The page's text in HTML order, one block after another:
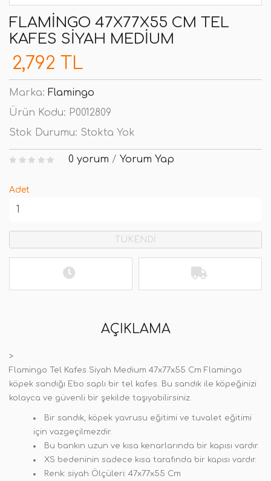
FLAMINGO 47X77X55 CM TEL
KAFES SIYAH MEDIUM
2,792 TL
Marka: Flamingo
Ürün Kodu: P0012809
Stok Durumu: Stokta Yok
0 yorum / Yorum Yap
Adet
TÜKENDİ
AÇIKLAMA
>
Flamingo Tel Kafes Siyah Medium 47x77x55 Cm Flamingo
köpek sandığı Ebo saplı bir tel kafes. Bu sandık ile köpeğinizi
kolayca ve güvenli bir şekilde taşıyabilirsiniz.
Bir sandık, köpek yavrusu eğitimi ve tuvalet eğitimi
için vazgeçilmezdir.
Bu bankın uzun ve kısa kenarlarında bir kapısı vardır.
XS bedeninin sadece kısa tarafında bir kapısı vardır.
Renk: siyah Ölçüleri: 47x77x55 Cm